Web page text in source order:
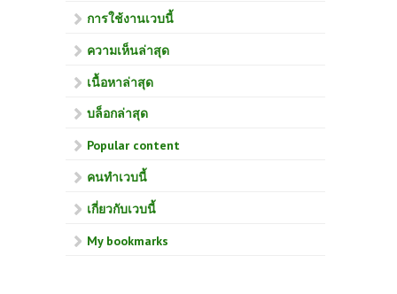
การใช้งานเวบนี้
ความเห็นล่าสุด
เนื้อหาล่าสุด
บล็อกล่าสุด
Popular content
คนทำเวบนี้
เกี่ยวกับเวบนี้
My bookmarks